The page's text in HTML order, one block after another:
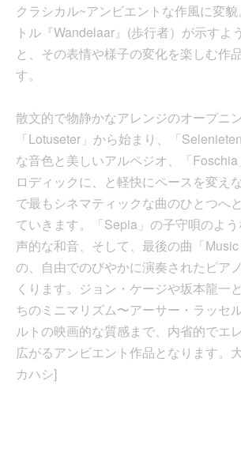
クラシカル~アンビエントな作風に変
トル『Wandelaar』(歩行者）が示すよ
と、その表情や様子の変化を楽しむ作
す。
散文的で物静かなアレンジのオープニ
「Lotuseter」から始まり、「
な音色と美しいアルペジオ、「
ロディックに、と軽快にペースを変え
で最もシネマティックな曲のひとつへ
ていきます。「Sepia」の子守唄のよ
声的な和音、そして、最後の曲「Music
の、自由でのびやかに演奏されたピア
くります。ジョン・ケージや坂本龍一
ちのミニマリズム〜アーサー・ラッセ
ルトの映画的な質感まで、内省的でエ
広がるアンビエント作品となります。
カハシ]